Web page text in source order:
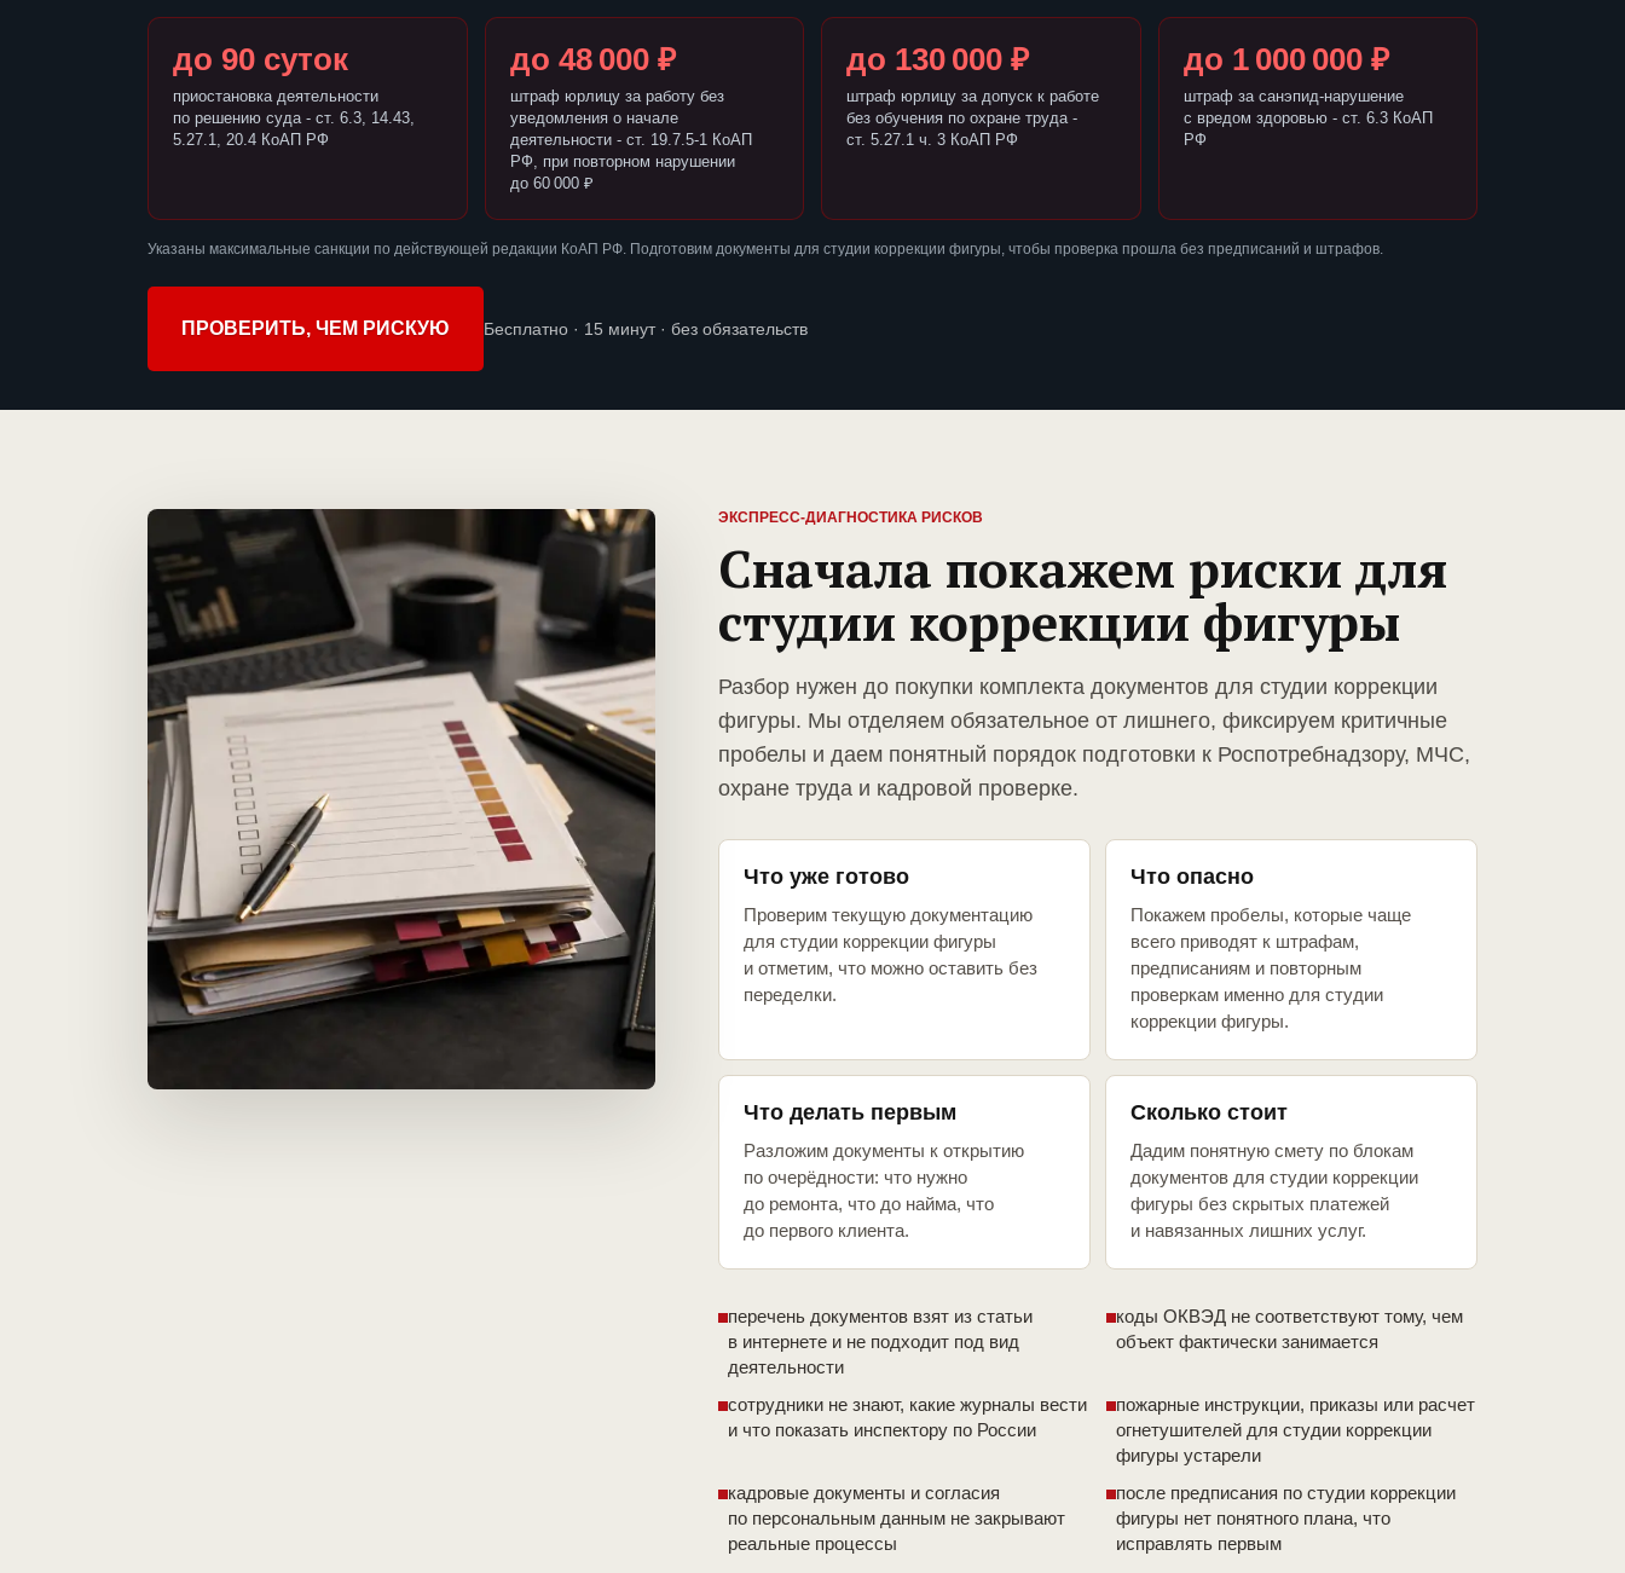
до 90 суток
приостановка деятельности
по решению суда - ст. 6.3, 14.43,
5.27.1, 20.4 КоАП РФ
до 48 000 ₽
штраф юрлицу за работу без
уведомления о начале
деятельности - ст. 19.7.5-1 КоАП
РФ, при повторном нарушении
до 60 000 ₽
до 130 000 ₽
штраф юрлицу за допуск к работе
без обучения по охране труда -
ст. 5.27.1 ч. 3 КоАП РФ
до 1 000 000 ₽
штраф за санэпид-нарушение
с вредом здоровью - ст. 6.3 КоАП
РФ
Указаны максимальные санкции по действующей редакции КоАП РФ. Подготовим документы для студии коррекции фигуры, чтобы проверка прошла без предписаний и штрафов.
ПРОВЕРИТЬ, ЧЕМ РИСКУЮ Бесплатно · 15 минут · без обязательств
ЭКСПРЕСС-ДИАГНОСТИКА РИСКОВ
Сначала покажем риски для
студии коррекции фигуры
Разбор нужен до покупки комплекта документов для студии коррекции
фигуры. Мы отделяем обязательное от лишнего, фиксируем критичные
пробелы и даем понятный порядок подготовки к Роспотребнадзору, МЧС,
охране труда и кадровой проверке.
Что уже готово
Проверим текущую документацию
для студии коррекции фигуры
и отметим, что можно оставить без
переделки.
Что опасно
Покажем пробелы, которые чаще
всего приводят к штрафам,
предписаниям и повторным
проверкам именно для студии
коррекции фигуры.
Что делать первым
Разложим документы к открытию
по очерёдности: что нужно
до ремонта, что до найма, что
до первого клиента.
Сколько стоит
Дадим понятную смету по блокам
документов для студии коррекции
фигуры без скрытых платежей
и навязанных лишних услуг.
перечень документов взят из статьи
в интернете и не подходит под вид
деятельности
коды ОКВЭД не соответствуют тому, чем
объект фактически занимается
сотрудники не знают, какие журналы вести
и что показать инспектору по России
пожарные инструкции, приказы или расчет
огнетушителей для студии коррекции
фигуры устарели
кадровые документы и согласия
по персональным данным не закрывают
реальные процессы
после предписания по студии коррекции
фигуры нет понятного плана, что
исправлять первым